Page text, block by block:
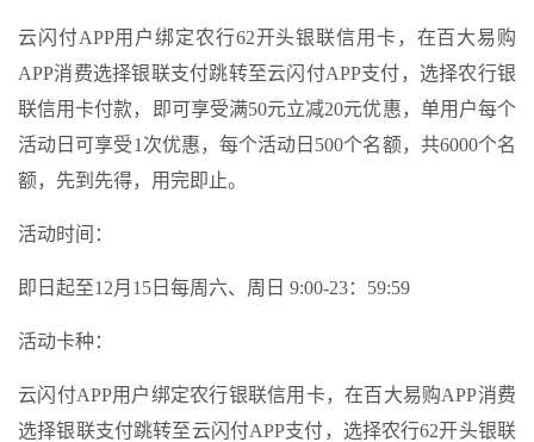
云闪付APP用户绑定农行62开头银联信用卡，在百大易购
APP消费选择银联支付跳转至云闪付APP支付，选择农行银
联信用卡付款，即可享受满50元立减20元优惠，单用户每个
活动日可享受1次优惠，每个活动日500个名额，共6000个名
额，先到先得，用完即止。
活动时间：
即日起至12月15日每周六、周日 9:00-23：59:59
活动卡种：
云闪付APP用户绑定农行银联信用卡，在百大易购APP消费
选择银联支付跳转至云闪付APP支付，选择农行62开头银联